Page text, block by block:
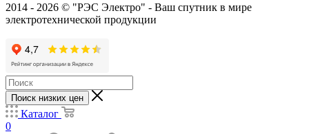
2014 - 2026 © "РЭС Электро" - Ваш спутник в мире
электротехнической продукции
Поиск низких цен
Каталог
0